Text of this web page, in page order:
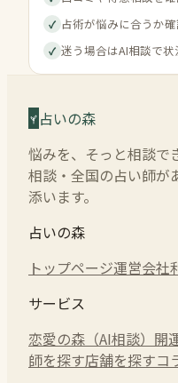
✓ 占術が悩みに合うか
✓ 迷う場合はAI相談で
占いの森
悩みを、そっと相談で
相談・全国の占い師が
添います。
占いの森
トップページ運営会社
サービス
恋愛の森（AI相談） 開
師を探す店舗を探すコ